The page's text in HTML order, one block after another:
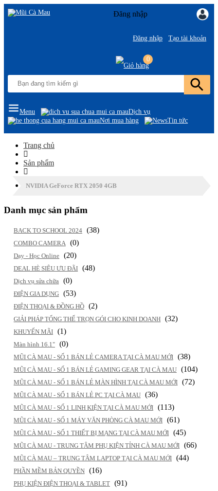
Đăng nhập
Đăng nhập Tạo tài khoản
0
Menu
Dịch vụ
Nơi mua hàng
Tin tức
Trang chủ
Sản phẩm
NVIDIA GeForce RTX 2050 4GB
Danh mục sản phẩm
BACK TO SCHOOL 2024 (38)
COMBO CAMERA (0)
Dạy - Học Online (20)
DEAL HÈ SIÊU ƯU ĐÃI (48)
Dịch vụ sửa chữa (0)
ĐIỆN GIA DỤNG (53)
ĐIỆN THOẠI & ĐỒNG HỒ (2)
GIẢI PHÁP TỔNG THỂ TRỌN GÓI CHO KINH DOANH (32)
KHUYẾN MÃI (1)
Màn hình 16.1" (0)
MŨI CÀ MAU - SỐ 1 BÁN LẺ CAMERA TẠI CÀ MAU MỚI (38)
MŨI CÀ MAU - SỐ 1 BÁN LẺ GAMING GEAR TẠI CÀ MAU (104)
MŨI CÀ MAU - SỐ 1 BÁN LẺ MÀN HÌNH TẠI CÀ MAU MỚI (72)
MŨI CÀ MAU - SỐ 1 BÁN LẺ PC TẠI CÀ MAU (36)
MŨI CÀ MAU - SỐ 1 LINH KIỆN TẠI CÀ MAU MỚI (113)
MŨI CÀ MAU - SỐ 1 MÁY VĂN PHÒNG CÀ MAU MỚI (61)
MŨI CÀ MAU - SỐ 1 THIẾT BỊ MẠNG TẠI CÀ MAU MỚI (45)
MŨI CÀ MAU - TRUNG TÂM PHỤ KIỆN TỈNH CÀ MAU MỚI (66)
MŨI CÀ MAU – TRUNG TÂM LAPTOP TẠI CÀ MAU MỚI (44)
PHẦN MỀM BẢN QUYỀN (16)
PHỤ KIỆN ĐIỆN THOẠI & TABLET (91)